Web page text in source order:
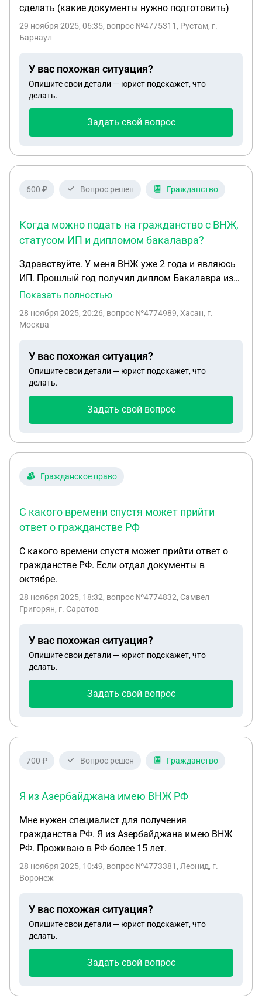
сделать (какие документы нужно подготовить)
29 ноября 2025, 06:35, вопрос №4775311, Рустам, г.
Барнаул
У вас похожая ситуация?
Опишите свои детали — юрист подскажет, что
делать.
Задать свой вопрос
600 ₽ Вопрос решен Гражданство
Когда можно подать на гражданство с ВНЖ,
статусом ИП и дипломом бакалавра?
Здравствуйте. У меня ВНЖ уже 2 года и являюсь
ИП. Прошлый год получил диплом Бакалавра из
государственного университета. Вопрос такой,
если я ИП и ежегодно оплачу налог и страховых
работа после получения диплома бакалавра ( то
есть могу подать на гражданство по
образованию и работе один год )
Показать полностью
28 ноября 2025, 20:26, вопрос №4774989, Хасан, г.
Москва
У вас похожая ситуация?
Опишите свои детали — юрист подскажет, что
делать.
Задать свой вопрос
Гражданское право
С какого времени спустя может прийти
ответ о гражданстве РФ
С какого времени спустя может прийти ответ о
гражданстве РФ. Если отдал документы в
октябре.
28 ноября 2025, 18:32, вопрос №4774832, Самвел
Григорян, г. Саратов
У вас похожая ситуация?
Опишите свои детали — юрист подскажет, что
делать.
Задать свой вопрос
700 ₽ Вопрос решен Гражданство
Я из Азербайджана имею ВНЖ РФ
Мне нужен специалист для получения
гражданства РФ. Я из Азербайджана имею ВНЖ
РФ. Проживаю в РФ более 15 лет.
28 ноября 2025, 10:49, вопрос №4773381, Леонид, г.
Воронеж
У вас похожая ситуация?
Опишите свои детали — юрист подскажет, что
делать.
Задать свой вопрос